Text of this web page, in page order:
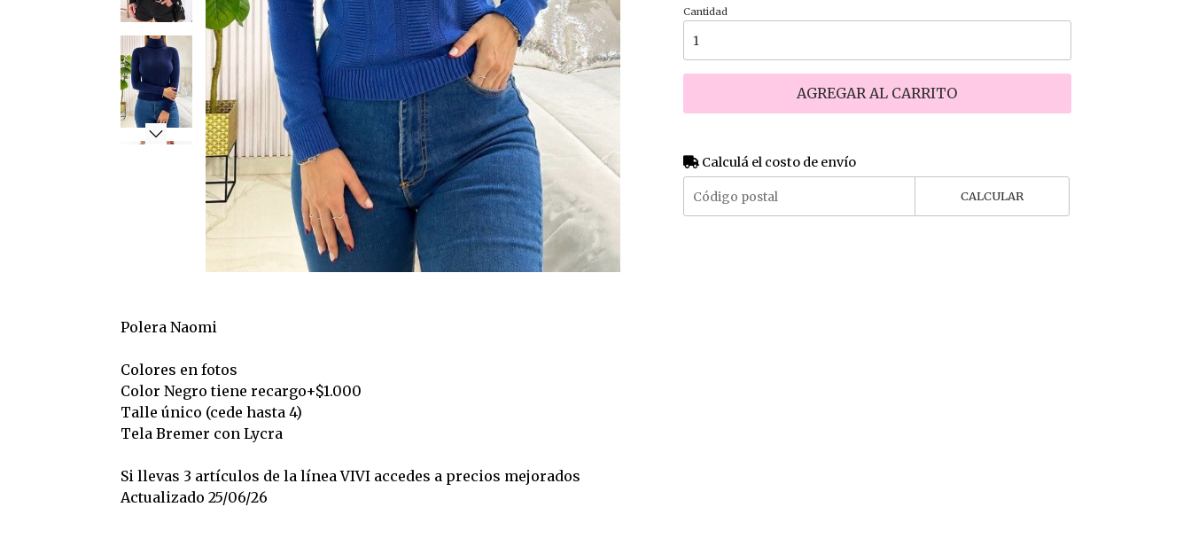
Polera Naomi
Colores en fotos
Color Negro tiene recargo+$1.000
Talle único (cede hasta 4)
Tela Bremer con Lycra
Si llevas 3 artículos de la línea VIVI accedes a precios mejorados
Actualizado 25/06/26
Cantidad
AGREGAR AL CARRITO
Calculá el costo de envío
CALCULAR